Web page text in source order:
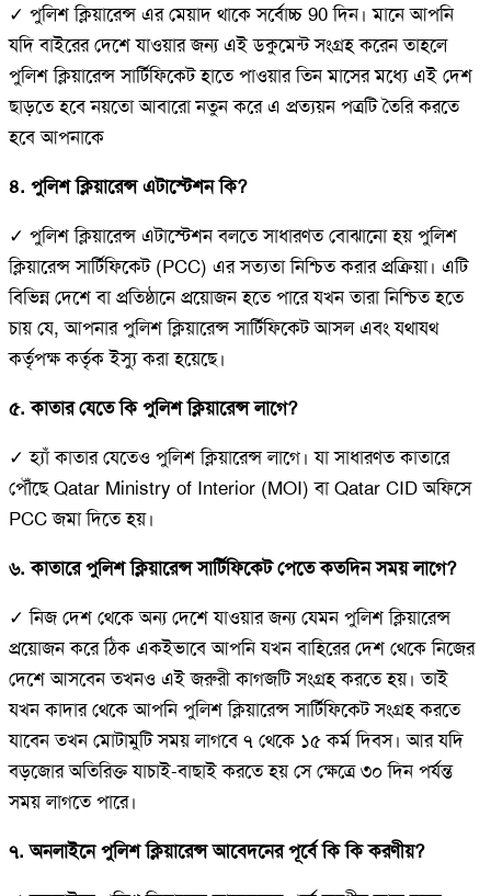
✓ পুলিশ ক্লিয়ারেন্স এর মেয়াদ থাকে সর্বোচ্চ 90 দিন। মানে আপনি
যদি বাইরের দেশে যাওয়ার জন্য এই ডকুমেন্ট সংগ্রহ করেন তাহলে
পুলিশ ক্লিয়ারেন্স সার্টিফিকেট হাতে পাওয়ার তিন মাসের মধ্যে এই দেশ
ছাড়তে হবে নয়তো আবারো নতুন করে এ প্রত্যয়ন পত্রটি তৈরি করতে
হবে আপনাকে
৪. পুলিশ ক্লিয়ারেন্স এটাস্টেশন কি?
✓ পুলিশ ক্লিয়ারেন্স এটাস্টেশন বলতে সাধারণত বোঝানো হয় পুলিশ
ক্লিয়ারেন্স সার্টিফিকেট (PCC) এর সত্যতা নিশ্চিত করার প্রক্রিয়া। এটি
বিভিন্ন দেশে বা প্রতিষ্ঠানে প্রয়োজন হতে পারে যখন তারা নিশ্চিত হতে
চায় যে, আপনার পুলিশ ক্লিয়ারেন্স সার্টিফিকেট আসল এবং যথাযথ
কর্তৃপক্ষ কর্তৃক ইস্যু করা হয়েছে।
৫. কাতার যেতে কি পুলিশ ক্লিয়ারেন্স লাগে?
✓ হ্যাঁ কাতার যেতেও পুলিশ ক্লিয়ারেন্স লাগে। যা সাধারণত কাতারে
পৌঁছে Qatar Ministry of Interior (MOI) বা Qatar CID অফিসে
PCC জমা দিতে হয়।
৬. কাতারে পুলিশ ক্লিয়ারেন্স সার্টিফিকেট পেতে কতদিন সময় লাগে?
✓ নিজ দেশ থেকে অন্য দেশে যাওয়ার জন্য যেমন পুলিশ ক্লিয়ারেন্স
প্রয়োজন করে ঠিক একইভাবে আপনি যখন বাহিরের দেশ থেকে নিজের
দেশে আসবেন তখনও এই জরুরী কাগজটি সংগ্রহ করতে হয়। তাই
যখন কাদার থেকে আপনি পুলিশ ক্লিয়ারেন্স সার্টিফিকেট সংগ্রহ করতে
যাবেন তখন মোটামুটি সময় লাগবে ৭ থেকে ১৫ কর্ম দিবস। আর যদি
বড়জোর অতিরিক্ত যাচাই-বাছাই করতে হয় সে ক্ষেত্রে ৩০ দিন পর্যন্ত
সময় লাগতে পারে।
৭. অনলাইনে পুলিশ ক্লিয়ারেন্স আবেদনের পূর্বে কি কি করণীয়?